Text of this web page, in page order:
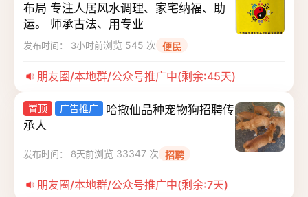
布局 专注人居风水调理、家宅纳福、助
运。 师承古法、用专业
发布时间： 3小时前浏览 545 次 便民
朋友圈/本地群/公众号推广中(剩余:45天)
置顶 广告推广
哈撒仙品种宠物狗招聘传
承人
发布时间： 8天前浏览 33347 次 招聘
朋友圈/本地群/公众号推广中(剩余:7天)